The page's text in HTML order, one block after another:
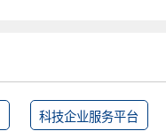
科技企业服务平台